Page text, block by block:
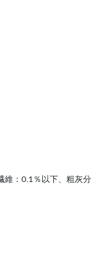
：0.1％以下、粗灰